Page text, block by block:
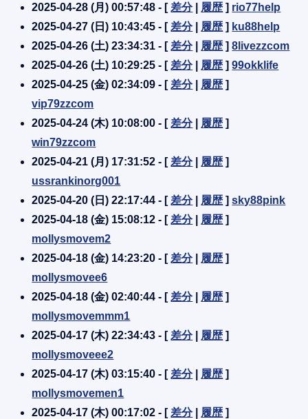
2025-04-28 (月) 00:57:48 - [ 差分| 履歴] rio77help
2025-04-27 (日) 10:43:45 - [ 差分| 履歴] ku88help
2025-04-26 (土) 23:34:31 - [ 差分| 履歴]8livezzcom
2025-04-26 (土) 10:29:25 - [ 差分| 履歴]99okklife
2025-04-25 (金) 02:34:09 - [ 差分| 履歴]
vip79zzcom
2025-04-24 (木) 10:08:00 - [ 差分| 履歴]
win79zzcom
2025-04-21 (月) 17:31:52 - [ 差分| 履歴]
ussrankinorg001
2025-04-20 (日) 22:17:44 - [ 差分| 履歴]sky88pink
2025-04-18 (金) 15:08:12 - [ 差分| 履歴]
mollysmovem2
2025-04-18 (金) 14:23:20 - [ 差分| 履歴]
mollysmovee6
2025-04-18 (金) 02:40:44 - [ 差分| 履歴]
mollysmovemmm1
2025-04-17 (木) 22:34:43 - [ 差分| 履歴]
mollysmoveee2
2025-04-17 (木) 03:15:40 - [ 差分| 履歴]
mollysmovemen1
2025-04-17 (木) 00:17:02 - [ 差分| 履歴]